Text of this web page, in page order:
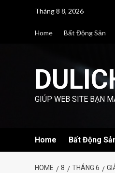
Tháng 8 8, 2026
Home Bất Động Sản
GIÚP WEB SITE BẠN
Home Bất Động
HOME 8 THÁNG 6